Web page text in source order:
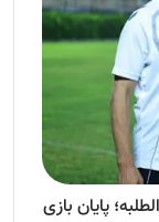
پایان بازی